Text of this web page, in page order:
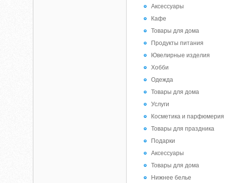
Аксессуары
Кафе
Товары для дома
Продукты питания
Ювелирные изделия
Хобби
Одежда
Товары для дома
Услуги
Косметика и парфюмерия
Товары для праздника
Подарки
Аксессуары
Товары для дома
Нижнее белье